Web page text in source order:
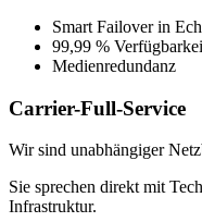
Smart Failover in
99,99 %
Medienredundanz
Carrier-Full-Service
Wir sind unabhängiger
Sie sprechen direkt mit
Infrastruktur.